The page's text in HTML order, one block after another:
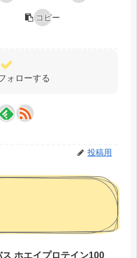
コピー
ォローする
投稿用
ス ホエイプロテイン100